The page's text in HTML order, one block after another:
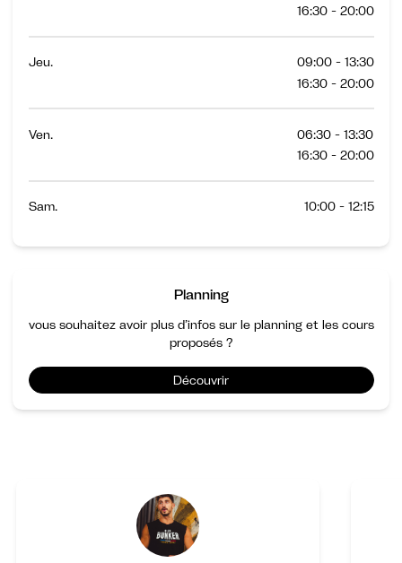
Planning
vous souhaitez avoir plus d’infos sur le planning et les cours
proposés ?
Découvrir
16:30 - 20:00
Jeu.
09:00 - 13:30
16:30 - 20:00
Ven.
06:30 - 13:30
16:30 - 20:00
Sam. 10:00 - 12:15